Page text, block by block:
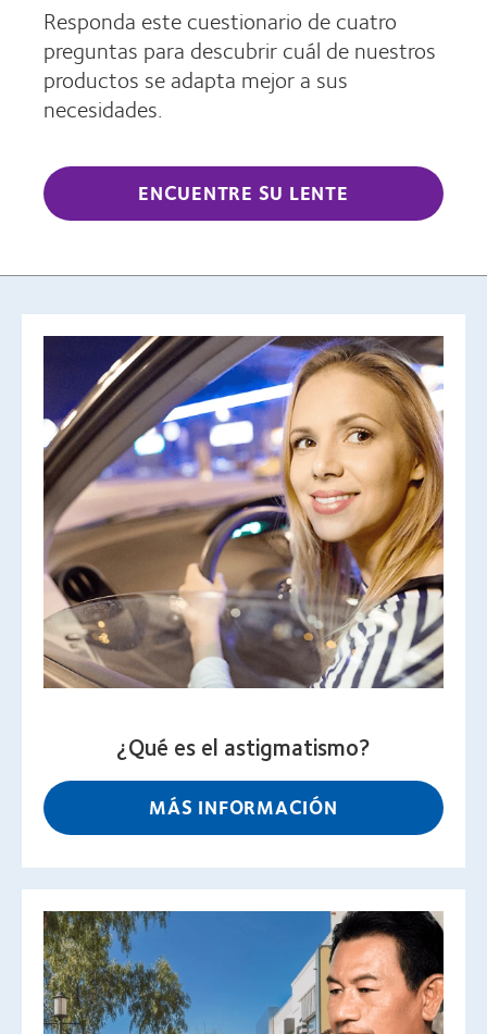
Responda este cuestionario de cuatro
preguntas para descubrir cuál de nuestros
productos se adapta mejor a sus
necesidades.
ENCUENTRE SU LENTE
¿Qué es el astigmatismo?
MÁS INFORMACIÓN